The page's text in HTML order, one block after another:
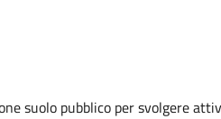
suolo pubblico per svolgere